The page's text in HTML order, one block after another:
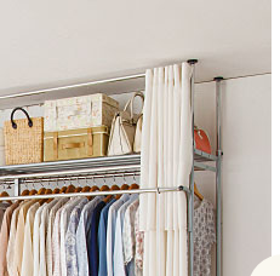
カーテ